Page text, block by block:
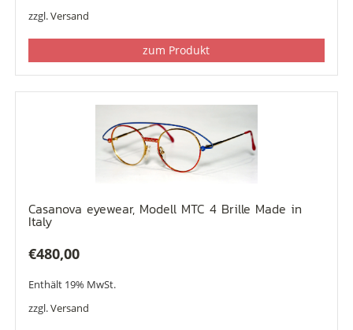
zzgl.Versand
zum Produkt
Casanova eyewear, Modell MTC 4 Brille Made in
Italy
€480,00
Enthält 19% MwSt.
zzgl.Versand